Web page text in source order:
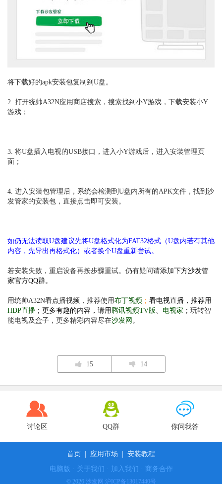
将下载好的apk安装包复制到U盘。
2. 打开统帅A32N应用商店搜索，搜索找到小Y游戏，下载安装小Y
游戏；
3. 将U盘插入电视的USB接口，进入小Y游戏后，进入安装管理页
面；
4. 进入安装包管理后，系统会检测到U盘内所有的APK文件，找到沙
发管家的安装包，直接点击即可安装。
如仍无法读取U盘建议先将U盘格式化为FAT32格式（U盘内若有其他
内容，先导出再格式化）或者换个U盘重新尝试。
若安装失败，重启设备再按步骤重试。仍有疑问请添加下方沙发管
家官方QQ群。
用统帅A32N看点播视频，推荐使用布丁视频 ； 看电视直播，推荐用
HDP直播 ；更多有趣的内容，请用 腾讯视频TV版 、 电视家 ； 玩转智
能电视及盒子，更多精彩内容尽在沙发网 。
15 14
讨论区 QQ群 你问我答
首页 应用市场
安装教程
电脑版 · 关于我们 · 加入我们 · 商务合作
© 2026 沙发网 沪ICP备13017440号